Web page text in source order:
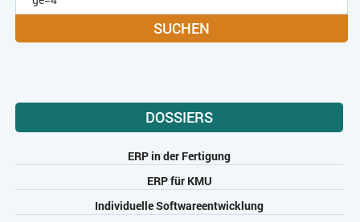
SUCHEN
DOSSIERS
ERP in der Fertigung
ERP für KMU
Individuelle Softwareentwicklung